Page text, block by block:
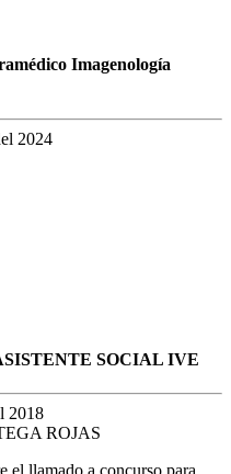
Imagenología
2024
SOCIAL IVE
2018
ROJAS
el llamado a concurso para